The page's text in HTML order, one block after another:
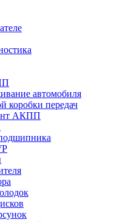
автомобиля
коробки передач
АКПП